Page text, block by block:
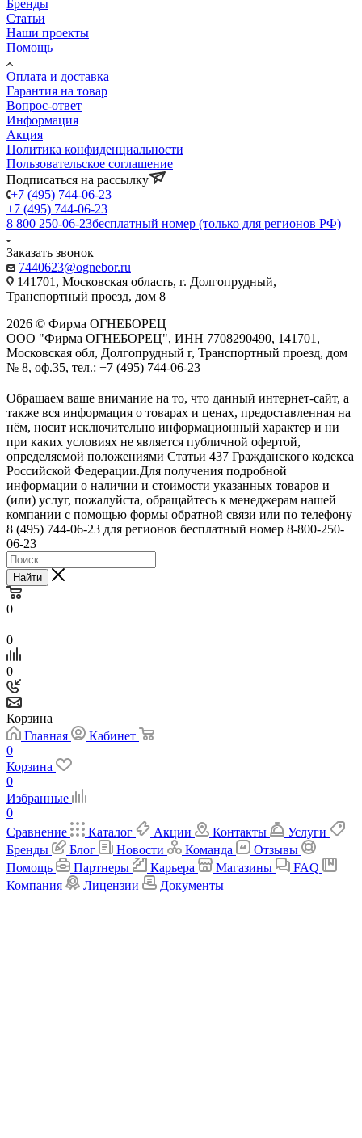
Бренды
Статьи
Наши проекты
Помощь
Оплата и доставка
Гарантия на товар
Вопрос-ответ
Информация
Акция
Политика конфиденциальности
Пользовательское соглашение
Подписаться на рассылку
+7 (495) 744-06-23
+7 (495) 744-06-23
8 800 250-06-23бесплатный номер (только для регионов РФ)
Заказать звонок
7440623@ognebor.ru
141701, Московская область, г. Долгопрудный,
Транспортный проезд, дом 8
2026 © Фирма ОГНЕБОРЕЦ
ООО "Фирма ОГНЕБОРЕЦ", ИНН 7708290490, 141701,
Московская обл, Долгопрудный г, Транспортный проезд, дом
№ 8, оф.35, тел.: +7 (495) 744-06-23
Обращаем ваше внимание на то, что данный интернет-сайт, а
также вся информация о товарах и ценах, предоставленная на
нём, носит исключительно информационный характер и ни
при каких условиях не является публичной офертой,
определяемой положениями Статьи 437 Гражданского кодекса
Российской Федерации.Для получения подробной
информации о наличии и стоимости указанных товаров и
(или) услуг, пожалуйста, обращайтесь к менеджерам нашей
компании с помощью формы обратной связи или по телефону
8 (495) 744-06-23 для регионов бесплатный номер 8-800-250-
06-23
Найти
0
0
0
Корзина
Главная
Кабинет
0
Корзина
0
Избранные
0
Сравнение
Каталог Акции Контакты
Услуги
Бренды
Блог Новости Команда
Отзывы
Помощь
Партнеры Карьера Магазины
FAQ
Компания
Лицензии Документы